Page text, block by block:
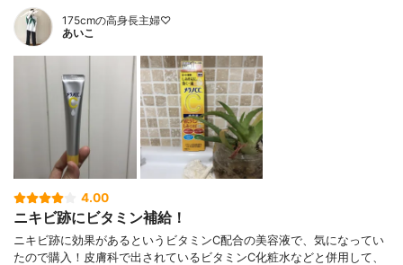
175cmの高身長主婦♡
あいこ
4.00
ニキビ跡にビタミン補給！
ニキビ跡に効果があるというビタミンC配合の美容液で、気になってい
たので購入！皮膚科で出されているビタミンC化粧水などと併用して、